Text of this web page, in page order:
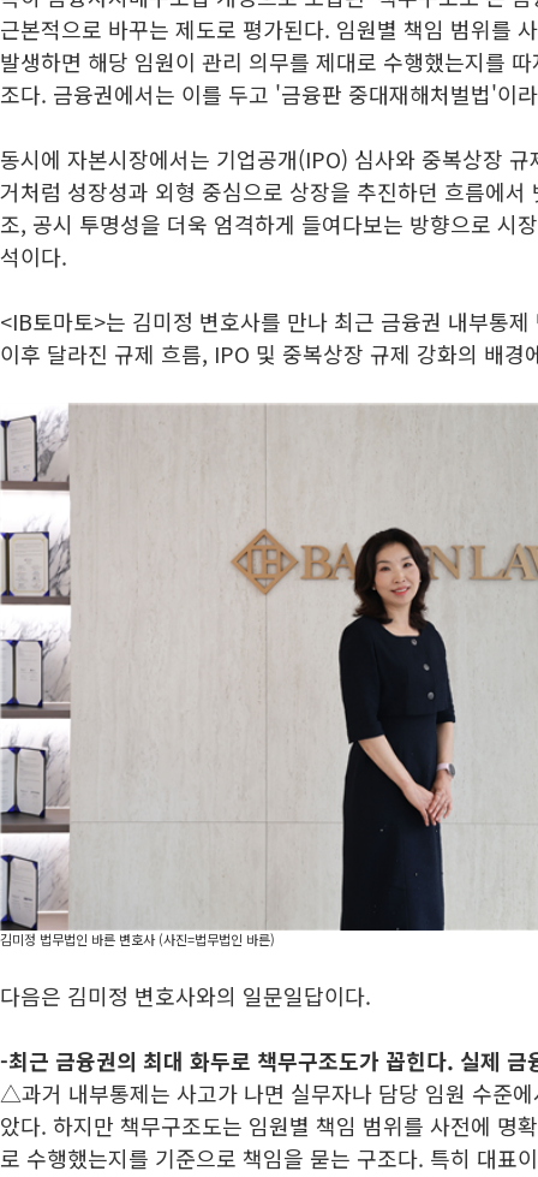
근본적으로 바꾸는 제도로 평가된다. 임원별 책임 범위를
발생하면 해당 임원이 관리 의무를 제대로 수행했는지를
조다. 금융권에서는 이를 두고 '금융판 중대재해처벌법'이
동시에 자본시장에서는 기업공개(IPO) 심사와 중복상장
거처럼 성장성과 외형 중심으로 상장을 추진하던 흐름에서
조, 공시 투명성을 더욱 엄격하게 들여다보는 방향으로 시
석이다.
<IB토마토>는 김미정 변호사를 만나 최근 금융권 내부통제
이후 달라진 규제 흐름, IPO 및 중복상장 규제 강화의 배경
김미정 법무법인 바른 변호사 (사진=법무법인 바른)
다음은 김미정 변호사와의 일문일답이다.
-최근 금융권의 최대 화두로 책무구조도가 꼽힌다. 실제
△과거 내부통제는 사고가 나면 실무자나 담당 임원 수준
았다. 하지만 책무구조도는 임원별 책임 범위를 사전에 명
로 수행했는지를 기준으로 책임을 묻는 구조다. 특히 대표